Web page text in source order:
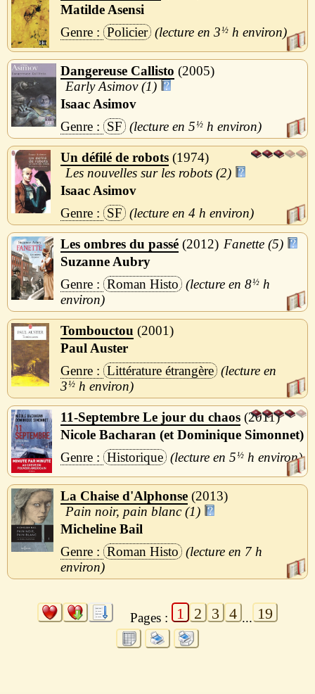
Matilde Asensi
Policier
3½ h
Dangereuse Callisto
2005
Early Asimov (1)
Isaac Asimov
SF
5½ h
Un défilé de robots 1974
Les nouvelles sur les robots (2)
Isaac Asimov
SF
4 h
Les ombres du passé 2012
Fanette (5)
Suzanne Aubry
Roman Histo
8½ h
Tombouctou
2001
Paul Auster
Littérature étrangère
3½ h
11-Septembre Le jour du chaos 2011
Nicole Bacharan (et Dominique Simonnet)
Historique
5½ h
La Chaise d'Alphonse 2013
Pain noir, pain blanc (1)
Micheline Bail
Roman Histo
7 h
Pages : 1 2 3 4 ... 19